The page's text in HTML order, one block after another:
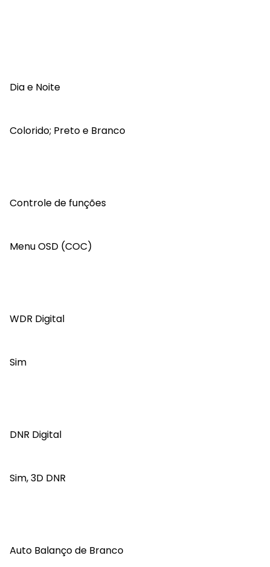
Dia e Noite
Colorido; Preto e Branco
Controle de funções
Menu OSD (COC)
WDR Digital
Sim
DNR Digital
Sim, 3D DNR
Auto Balanço de Branco